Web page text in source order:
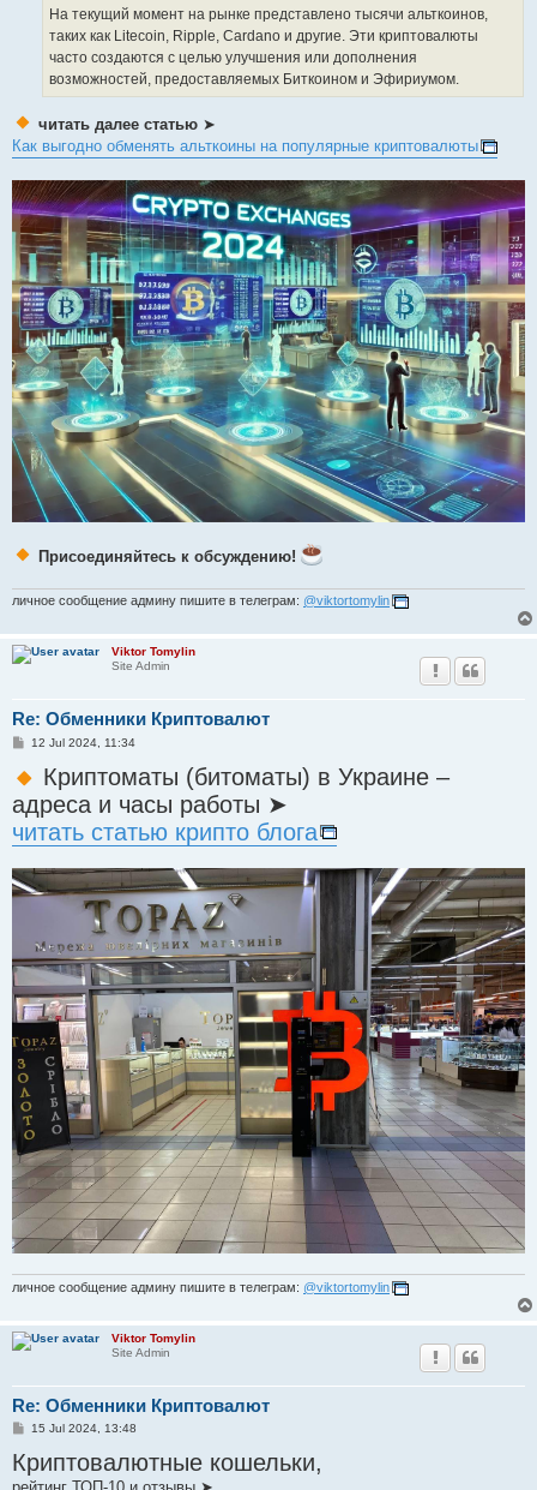
На текущий момент на рынке представлено тысячи альткоинов,
таких как Litecoin, Ripple, Cardano и другие. Эти криптовалюты
часто создаются с целью улучшения или дополнения
возможностей, предоставляемых Биткоином и Эфириумом.
читать далее статью ➤
Как выгодно обменять альткоины на популярные криптовалюты
Присоединяйтесь к обсуждению!
личное сообщение админу пишите в телеграм: @viktortomylin
Viktor Tomylin
Site Admin
Re: Обменники Криптовалют
P
s
t
12 Jul 2024, 11:34
Криптоматы (битоматы) в Украине –
адреса и часы работы ➤
читать статью крипто блога
личное сообщение админу пишите в телеграм: @viktortomylin
Viktor Tomylin
Site Admin
Re: Обменники Криптовалют
P
s
t
15 Jul 2024, 13:48
Криптовалютные кошельки,